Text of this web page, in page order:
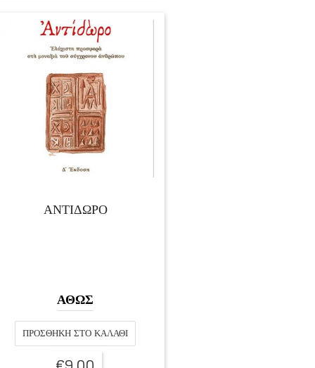
ΑΝΤΙΔΩΡΟ
ΑΘΩΣ
ΠΡΟΣΘΉΚΗ ΣΤΟ ΚΑΛΆΘΙ